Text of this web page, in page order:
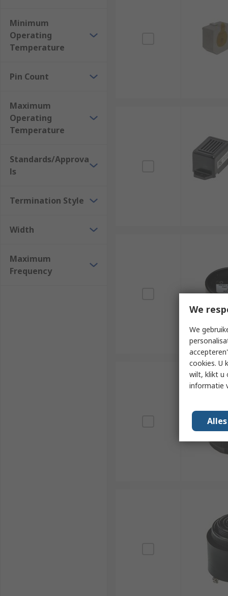
Minimum
Operating
Temperature
Pin Count
Maximum
Operating
Temperature
Standards/Approva
ls
Termination Style
Width
Maximum
Frequency
We
We
cookies. U
wilt, klikt u
informatie